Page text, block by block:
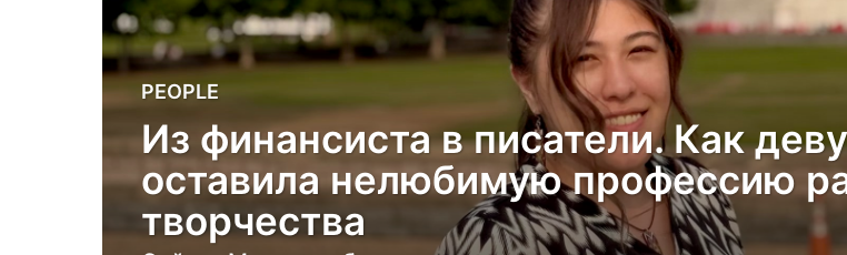
6
е
с
ц
PEOPLE
Из финансиста в писатели. Как
оставила нелюбимую профессию
творчества